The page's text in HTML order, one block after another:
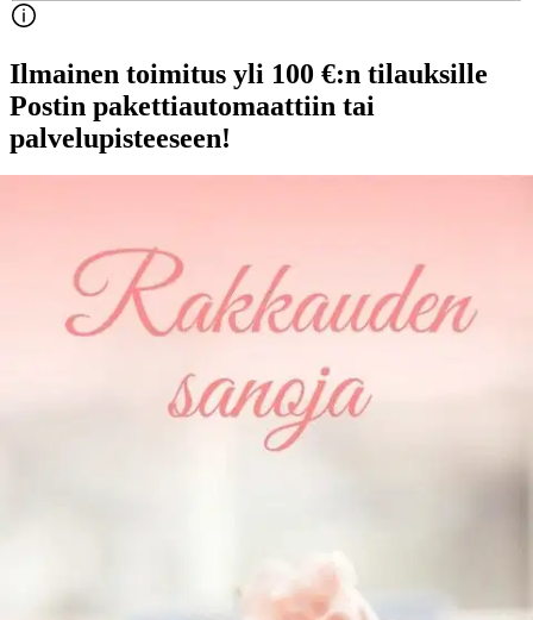
Ilmainen toimitus yli 100 €:n tilauksille
Postin pakettiautomaattiin tai
palvelupisteeseen!
Tarkista myymäläsaatavuus
Tähän vihkoon on valittu parhaita raamatunlauseita rakkaudesta.